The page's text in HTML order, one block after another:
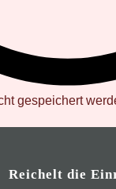
gespeichert
Reichelt die